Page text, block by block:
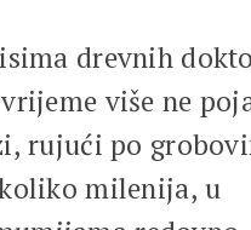
drevnih
više ne
rujući po
milenija, u